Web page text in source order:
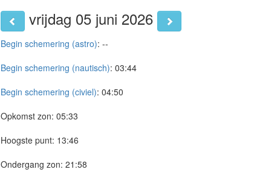
vrijdag 05 juni 2026
Begin schemering (astro): --
Begin schemering (nautisch): 03:44
Begin schemering (civiel): 04:50
Opkomst zon: 05:33
Hoogste punt: 13:46
Ondergang zon: 21:58